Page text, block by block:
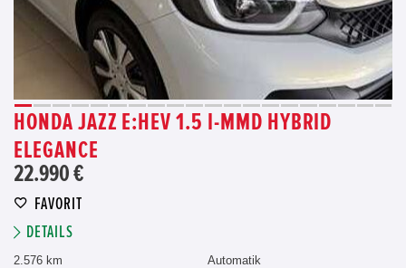
HONDA JAZZ E:HEV 1.5 I-MMD HYBRID
ELEGANCE
22.990 €
FAVORIT
DETAILS
2.576 km
Automatik